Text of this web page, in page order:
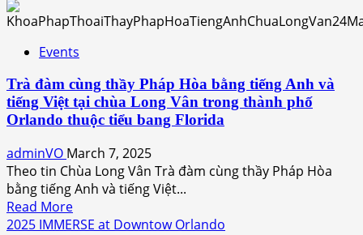
Vị
với
sự
chứng
dự
của
thầy
Thích
Pháp
Hòa
tại
Events
Trà đàm cùng thầy Pháp Hòa bằng tiếng Anh và
tiếng Việt tại chùa Long Vân trong thành phố
Orlando thuộc tiểu bang Florida
adminVO March 7, 2025
Theo tin Chùa Long Vân Trà đàm cùng thầy Pháp Hòa
bằng tiếng Anh và tiếng Việt...
Read MoreRead
more
2025 IMMERSE at Downtow Orlando